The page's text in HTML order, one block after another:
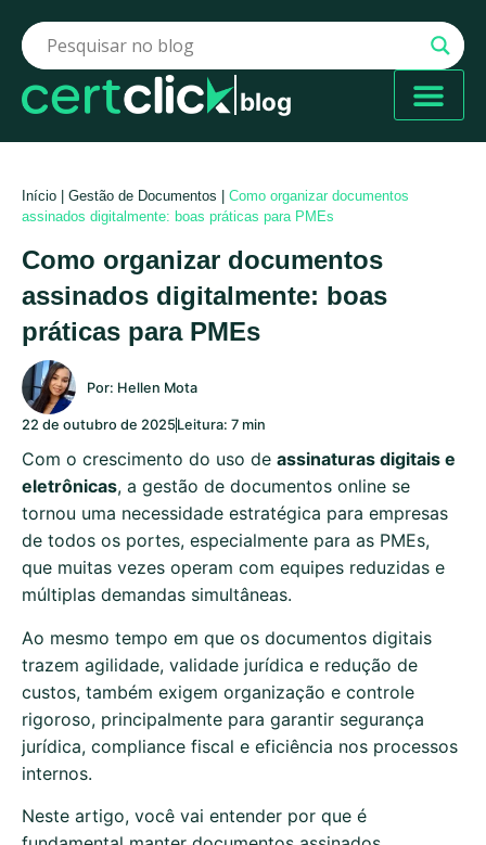
blog
Início Gestão de Documentos
Como organizar documentos
assinados digitalmente: boas práticas para PMEs
Como organizar documentos
assinados digitalmente: boas
práticas para PMEs
Por: Hellen Mota
22 de outubro de 2025 Leitura: 7 min
Com o crescimento do uso de assinaturas digitais e
eletrônicas, a gestão de documentos online se
tornou uma necessidade estratégica para empresas
de todos os portes, especialmente para as PMEs,
que muitas vezes operam com equipes reduzidas e
múltiplas demandas simultâneas.
Ao mesmo tempo em que os documentos digitais
trazem agilidade, validade jurídica e redução de
custos, também exigem organização e controle
rigoroso, principalmente para garantir segurança
jurídica, compliance fiscal e eficiência nos processos
internos.
Neste artigo, você vai entender por que é